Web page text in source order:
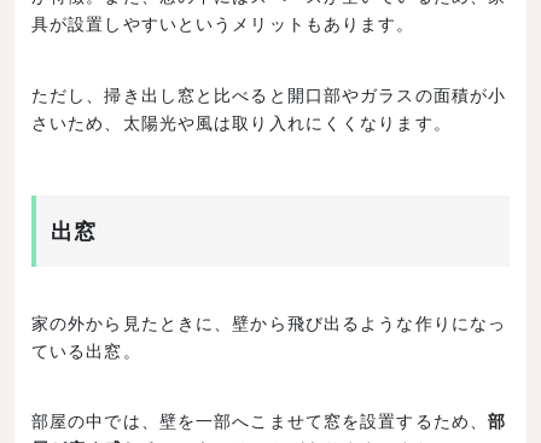
具が設置しやすいというメリットもあります。
ただし、掃き出し窓と比べると開口部やガラスの面積が小
さいため、太陽光や風は取り入れにくくなります。
出窓
家の外から見たときに、壁から飛び出るような作りになっ
ている出窓。
部屋の中では、壁を一部へこませて窓を設置するため、 部